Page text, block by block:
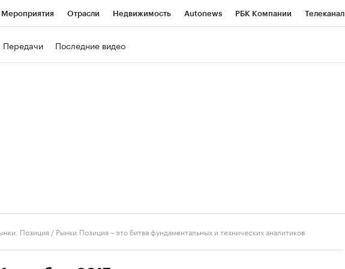
Мероприятия Отрасли Недвижимость Autonews РБК Компании Телеканал
Передачи Последние видео
Позиция / Рынки.Позиция – это битва фундаментальных и технических аналитиков